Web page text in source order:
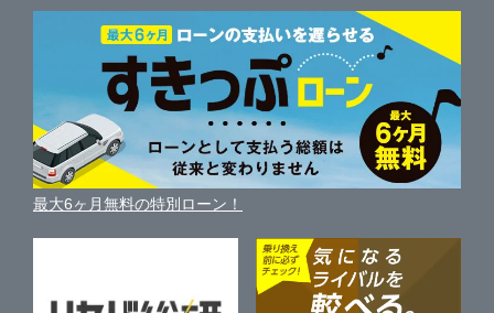
沖縄県
中古車人気ランキング
自動車ローンを調べる
ガリバーの自動車ローン
車買い替えの基礎知識
近くのお店で車を探す
車を売る時よくある質問
便利な査定サービス
中古車買取相場（毎月更新）
車の個人売買ガイド
新車・中古車カタログ
車の燃費を調べる
車種別クチコミ
車比較サイト
サイトマップ
サイトの使用条件
利用規約
保険代理店業務に関する基本方針
最大6ヶ月無料の特別ローン！